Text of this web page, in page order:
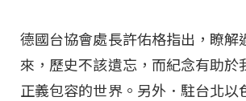
德國台協會處長許佑格指出，瞭解
來，歷史不該遺忘，而紀念有助於
正義包容的世界。另外．駐台北以